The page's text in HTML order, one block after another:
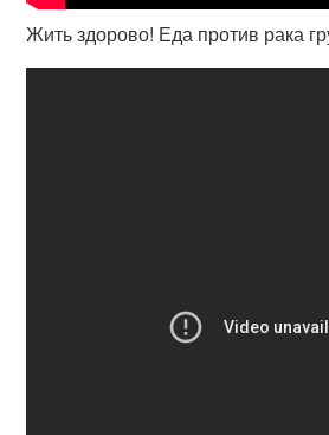
Жить здорово! Еда против рака